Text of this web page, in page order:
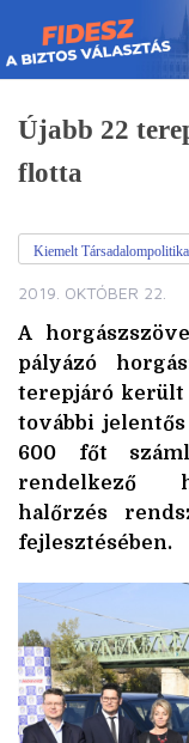
Skip
to
content
Újabb 22
flotta
Kiemelt
2019. OKTÓBER 22.
A
pályázó
terepjáró került
további
600 főt
rendelkező
halőrzés
fejlesztésében.